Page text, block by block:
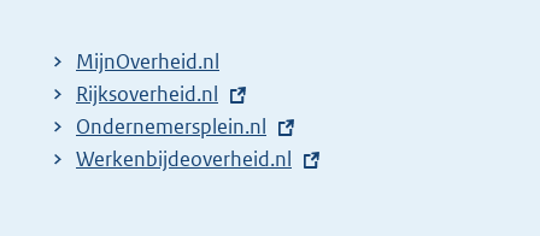
l
i
n
k
MijnOverheid.nl
E
x
t
Rijksoverheid.nl
E
x
Ondernemersplein.nl
E
Werkenbijdeoverheid.nl